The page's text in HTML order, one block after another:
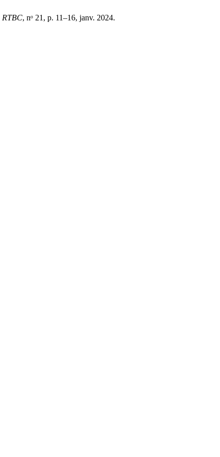
RTBC, nᵒ 21, p. 11–16, janv. 2024.